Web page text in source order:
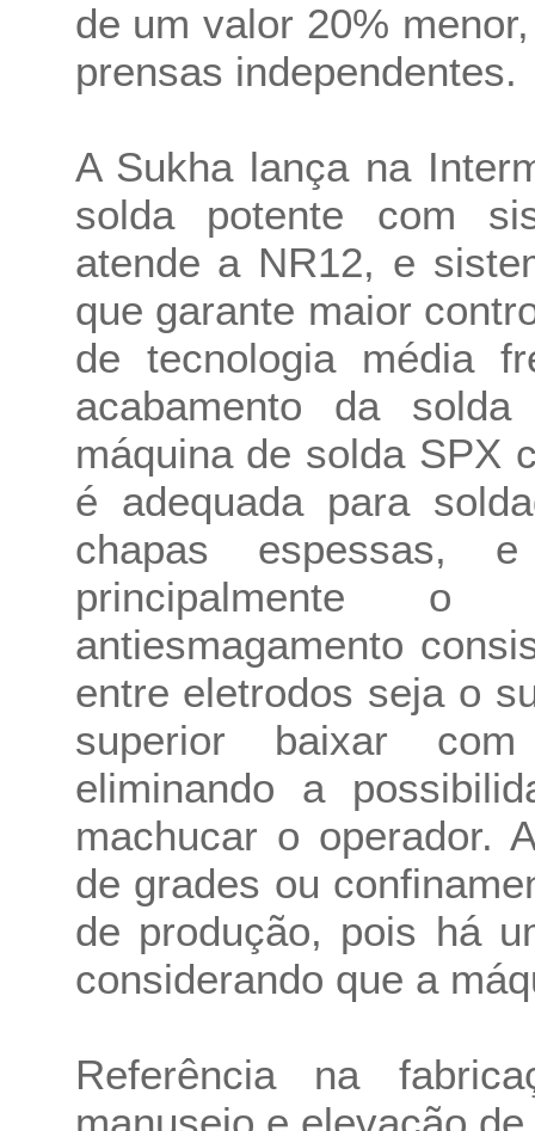
de um valor 20%
prensas independentes.
A Sukha lança na
solda potente com
atende a NR12, e
que garante maior
de tecnologia média
acabamento da
máquina de solda SPX
é adequada para
chapas espessas,
principalmente o
antiesmagamento
entre eletrodos seja o
superior baixar
eliminando a
machucar o operador.
de grades ou
de produção, pois há
considerando que a
Referência na